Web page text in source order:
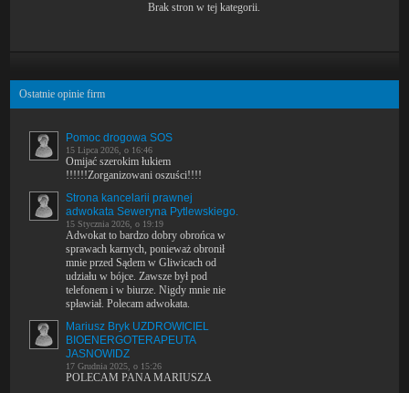
Brak stron w tej kategorii.
Ostatnie opinie firm
Pomoc drogowa SOS
15 Lipca 2026, o 16:46
Omijać szerokim łukiem
!!!!!!Zorganizowani oszuści!!!!
Strona kancelarii prawnej
adwokata Seweryna Pytlewskiego.
15 Stycznia 2026, o 19:19
Adwokat to bardzo dobry obrońca w
sprawach karnych, ponieważ obronił
mnie przed Sądem w Gliwicach od
udziału w bójce. Zawsze był pod
telefonem i w biurze. Nigdy mnie nie
spławiał. Polecam adwokata.
Mariusz Bryk UZDROWICIEL
BIOENERGOTERAPEUTA
JASNOWIDZ
17 Grudnia 2025, o 15:26
POLECAM PANA MARIUSZA